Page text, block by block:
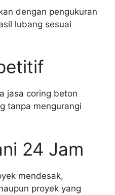
dengan pengukuran
lubang sesuai
jasa coring beton
tanpa mengurangi
24 Jam
mendesak,
proyek yang